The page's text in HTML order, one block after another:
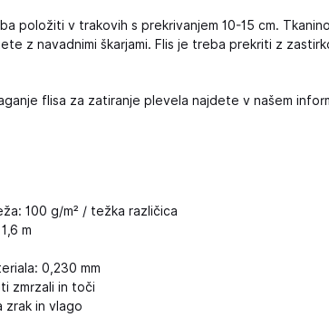
položiti v trakovih s prekrivanjem 10-15 cm.
z navadnimi škarjami. Flis je treba prekriti z
flisa za zatiranje plevela najdete v našem
100 g/m² / težka različica
m
0,230 mm
zmrzali in toči
zrak in vlago